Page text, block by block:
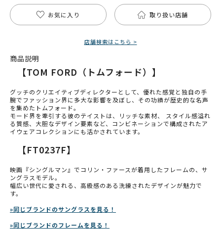
お気に入り 取り扱い店舗
店舗検索はこちら >
商品説明
【TOM FORD（トムフォード）】
グッチのクリエイティブディレクターとして、優れた感覚と独自の手
腕でファッション界に多大な影響を及ぼし、その功績が歴史的な名声
を集めたトムフォード。
モード界を牽引する彼のテイストは、リッチな素材、 スタイル感溢れ
る質感、大胆なデザイン要素など、コンビネーションで構成されたア
イウェアコレクションにも活かされています。
【FT0237F】
映画『シングルマン』でコリン・ファースが着用したフレームの、サ
ングラスモデル。
幅広い世代に愛される、高級感のある洗練されたデザインが魅力で
す。
»同じブランドのサングラスを見る！
»同じブランドのフレームを見る！